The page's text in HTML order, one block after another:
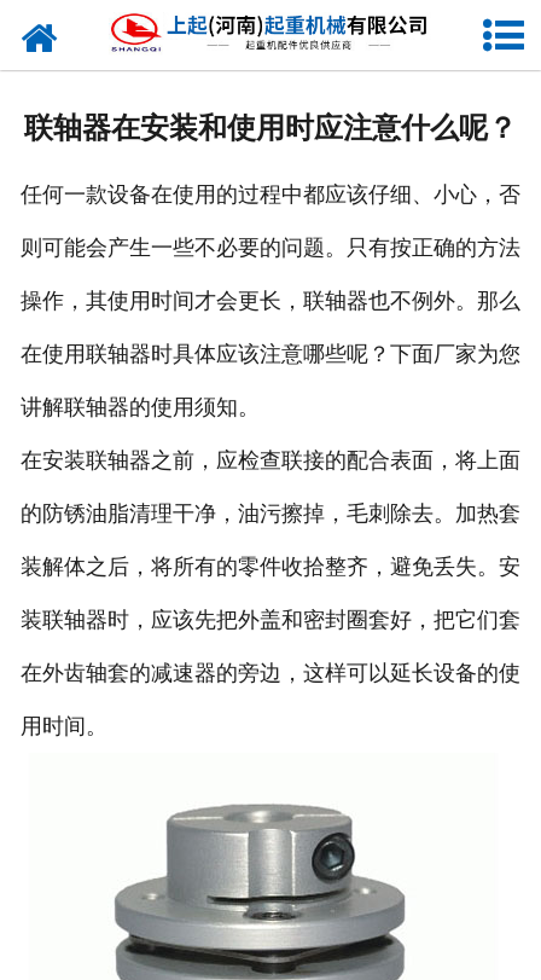
网站首页
资质证书
联系我们
联轴器在安装和使用时应注意什么呢？
任何一款设备在使用的过程中都应该仔细、小心，否
则可能会产生一些不必要的问题。只有按正确的方法
操作，其使用时间才会更长，联轴器也不例外。那么
在使用联轴器时具体应该注意哪些呢？下面厂家为您
讲解联轴器的使用须知。
在安装联轴器之前，应检查联接的配合表面，将上面
的防锈油脂清理干净，油污擦掉，毛刺除去。加热套
装解体之后，将所有的零件收拾整齐，避免丢失。安
装联轴器时，应该先把外盖和密封圈套好，把它们套
在外齿轴套的减速器的旁边，这样可以延长设备的使
用时间。